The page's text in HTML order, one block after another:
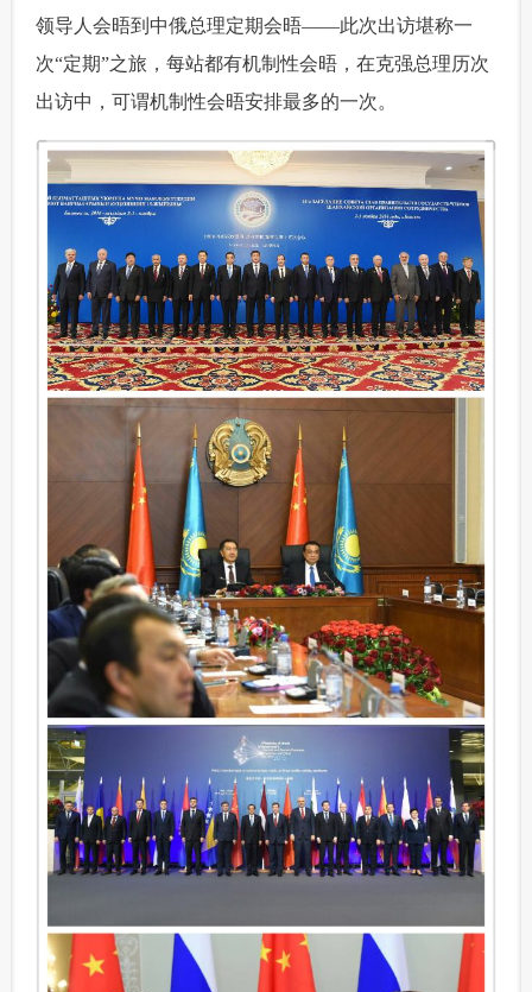
领导人会晤到中俄总理定期会晤——此次出访堪称一
次“定期”之旅，每站都有机制性会晤，在克强总理历次
出访中，可谓机制性会晤安排最多的一次。